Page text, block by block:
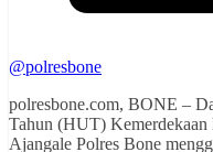
@polresbone
polresbone.com, BONE –
Tahun (HUT)
Ajangale Polres Bone